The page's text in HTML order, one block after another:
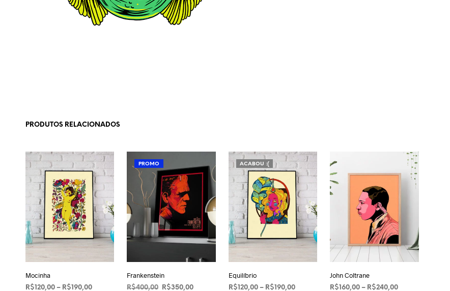
PRODUTOS RELACIONADOS
Mocinha
R$120,00 – R$190,00Faixa
PROMO
Frankenstein
R$400,00 OR$350,00O
ACABOU :(
Equilíbrio
R$120,00 – R$190,00Faixa
John Coltrane
R$160,00 – R$240,00Faixa